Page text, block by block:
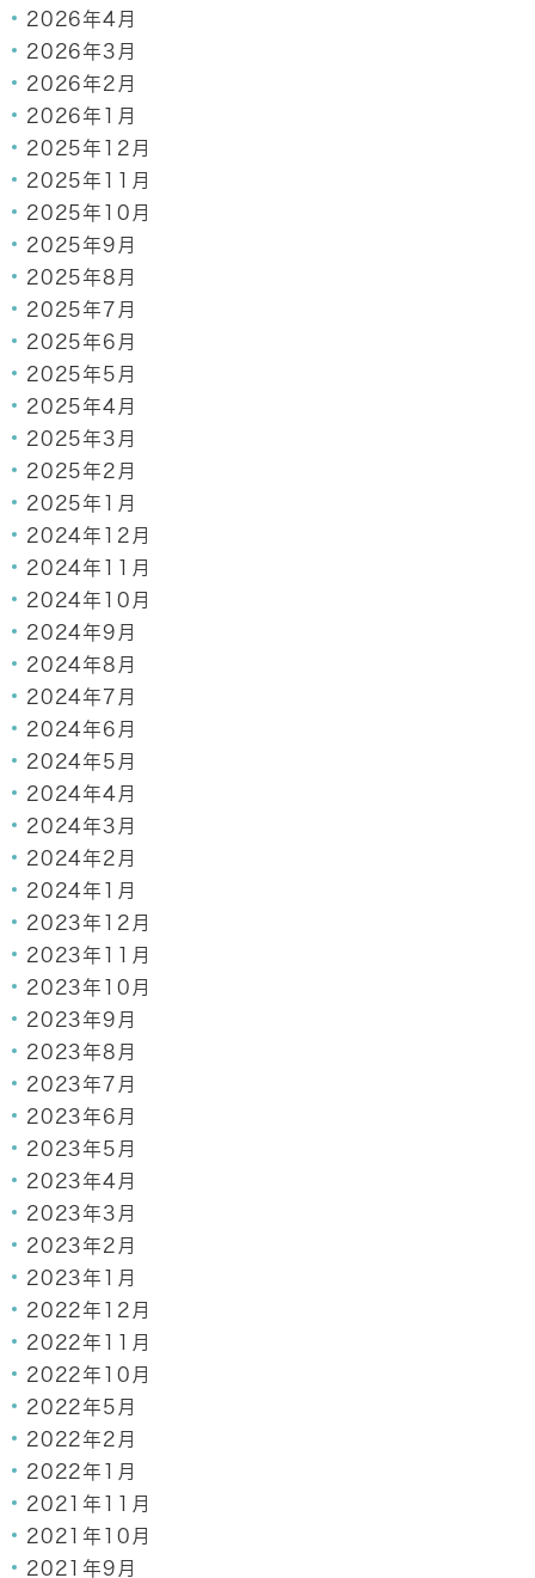
2026年4月
2026年3月
2026年2月
2026年1月
2025年12月
2025年11月
2025年10月
2025年9月
2025年8月
2025年7月
2025年6月
2025年5月
2025年4月
2025年3月
2025年2月
2025年1月
2024年12月
2024年11月
2024年10月
2024年9月
2024年8月
2024年7月
2024年6月
2024年5月
2024年4月
2024年3月
2024年2月
2024年1月
2023年12月
2023年11月
2023年10月
2023年9月
2023年8月
2023年7月
2023年6月
2023年5月
2023年4月
2023年3月
2023年2月
2023年1月
2022年12月
2022年11月
2022年10月
2022年5月
2022年2月
2022年1月
2021年11月
2021年10月
2021年9月